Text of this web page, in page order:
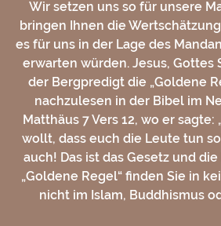
Wir setzen uns so für unsere
bringen Ihnen die
es für uns in der Lage des
erwarten würden. Jesus, Gottes
der Bergpredigt die „Goldene
nachzulesen in der Bibel im
Matthäus 7 Vers 12, wo er sagte:
wollt, dass euch die Leute tun
auch! Das ist das Gesetz und die
„Goldene Regel“ finden Sie in
nicht im Islam, Buddhismus